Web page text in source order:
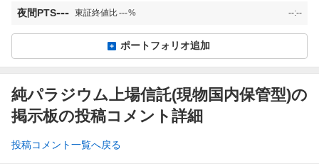
夜間PTS--- 東証終値比---% --:--
ポートフォリオ追加
純パラジウム上場信託(現物国内保管型)の
掲示板の投稿コメント詳細
投稿コメント一覧へ戻る